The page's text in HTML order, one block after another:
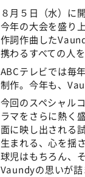
８月５日（水）に
今年の大会を盛り
作詞作曲した
携わるすべての人を
ABCテレビでは毎
制作。今年も、
今回のスペシャル
ラマをさらに熱く
面に映し出される
生まれる、心を揺
球児はもちろん、
Vaundyの思いが詰